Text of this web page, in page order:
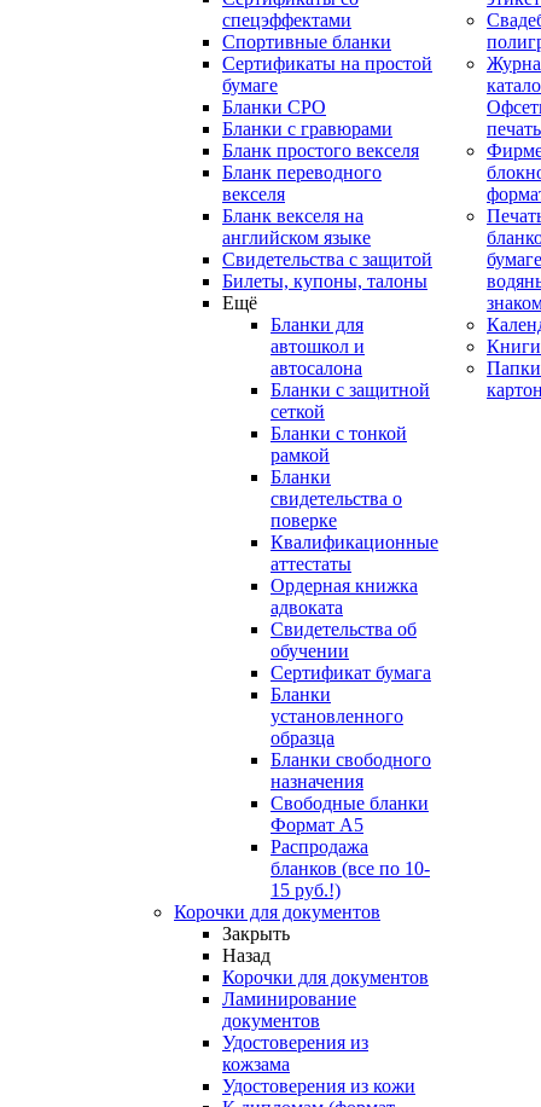
спецэффектами
Спортивные бланки
Cертификаты на простой
бумаге
Бланки СРО
Бланки с гравюрами
Бланк простого векселя
Бланк переводного
векселя
Бланк векселя на
английском языке
Свидетельства с защитой
Билеты, купоны, талоны
Ещё
Бланки для
автошкол и
автосалона
Бланки с защитной
сеткой
Бланки с тонкой
рамкой
Бланки
свидетельства о
поверке
Квалификационные
аттестаты
Ордерная книжка
адвоката
Свидетельства об
обучении
Сертификат бумага
Бланки
установленного
образца
Бланки свободного
назначения
Свободные бланки
Формат А5
Распродажа
бланков (все по 10-
15 руб.!)
Корочки для документов
Закрыть
Назад
Корочки для документов
Ламинирование
документов
Удостоверения из
кожзама
Удостоверения из кожи
печать
Книги
Папки